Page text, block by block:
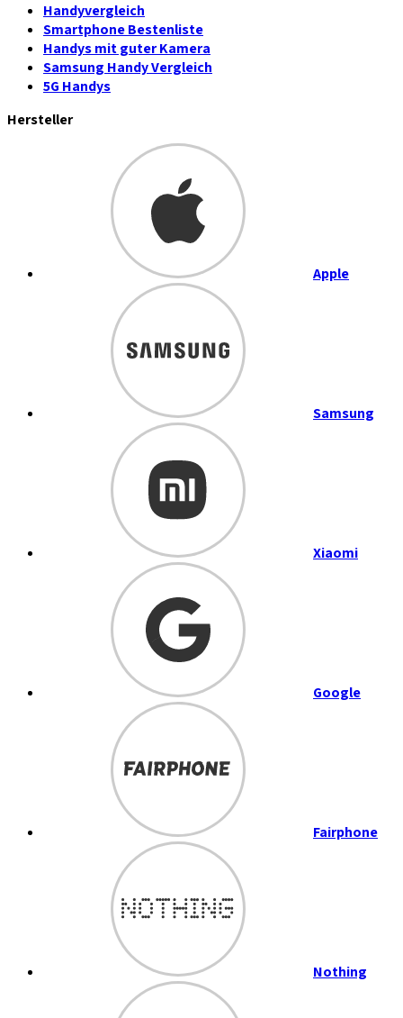
Handyvergleich
Smartphone Bestenliste
Handys mit guter Kamera
Samsung Handy Vergleich
5G Handys
Hersteller
Apple
Samsung
Xiaomi
Google
Fairphone
Nothing